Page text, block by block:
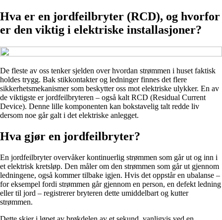
Hva er en jordfeilbryter (RCD), og hvorfor
er den viktig i elektriske installasjoner?
De fleste av oss tenker sjelden over hvordan strømmen i huset faktisk
holdes trygg. Bak stikkontakter og ledninger finnes det flere
sikkerhetsmekanismer som beskytter oss mot elektriske ulykker. En av
de viktigste er jordfeilbryteren – også kalt RCD (Residual Current
Device). Denne lille komponenten kan bokstavelig talt redde liv
dersom noe går galt i det elektriske anlegget.
Hva gjør en jordfeilbryter?
En jordfeilbryter overvåker kontinuerlig strømmen som går ut og inn i
et elektrisk kretsløp. Den måler om den strømmen som går ut gjennom
ledningene, også kommer tilbake igjen. Hvis det oppstår en ubalanse –
for eksempel fordi strømmen går gjennom en person, en defekt ledning
eller til jord – registrerer bryteren dette umiddelbart og kutter
strømmen.